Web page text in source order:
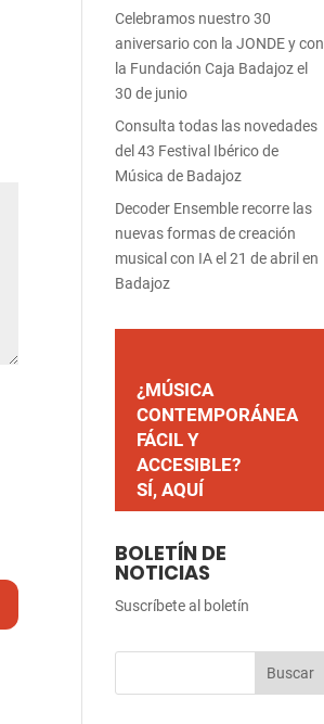
Celebramos nuestro 30
aniversario con la JONDE y con
la Fundación Caja Badajoz el
30 de junio
Consulta todas las novedades
del 43 Festival Ibérico de
Música de Badajoz
Decoder Ensemble recorre las
nuevas formas de creación
musical con IA el 21 de abril en
Badajoz
¿MÚSICA
CONTEMPORÁNEA
FÁCIL Y
ACCESIBLE?
SÍ, AQUÍ
BOLETÍN DE
NOTICIAS
Suscríbete al boletín